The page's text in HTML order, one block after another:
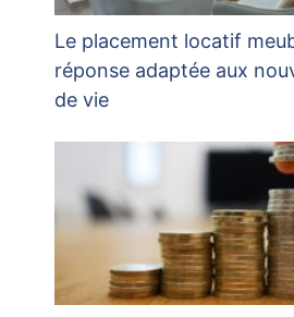
Le placement locatif
réponse adaptée aux
de vie